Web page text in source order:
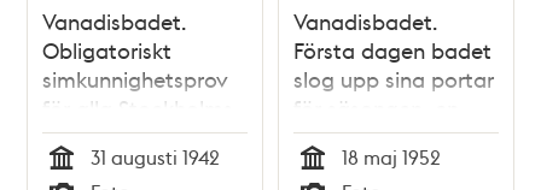
Vanadisbadet.
Obligatoriskt
simkunnighetsprov
för alla Stockholms
folkskolebarn i
sjätte, sjunde och
Tid
31 augusti 1942
Vanadisbadet.
Första dagen badet
slog upp sina portar
för säsongen, en
kylig dag
Tid
18 maj 1952